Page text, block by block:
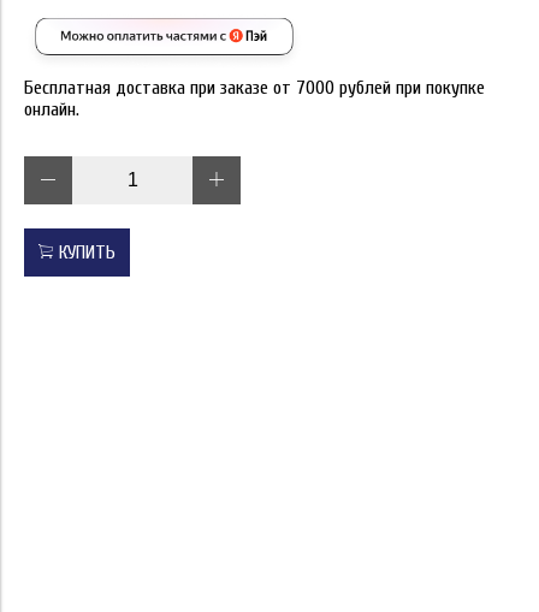
Бесплатная доставка при заказе от 7000 рублей при покупке
онлайн.
КУПИТЬ